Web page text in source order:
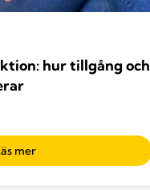
hur tillgång och
mer